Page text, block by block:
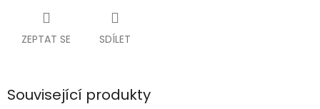
ZEPTAT SE SDÍLET
Související produkty